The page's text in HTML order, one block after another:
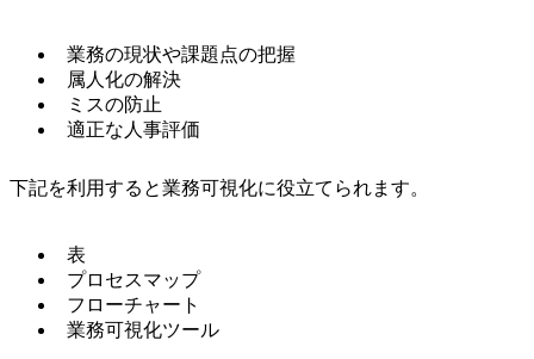
業務の現状や課題点の把握
属人化の解決
ミスの防止
適正な人事評価
下記を利用すると業務可視化に役立てられます。
表
プロセスマップ
フローチャート
業務可視化ツール